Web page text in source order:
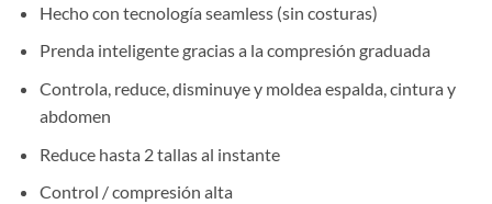
Hecho con tecnología seamless (sin costuras)
Prenda inteligente gracias a la compresión graduada
Controla, reduce, disminuye y moldea espalda, cintura y
abdomen
Reduce hasta 2 tallas al instante
Control / compresión alta